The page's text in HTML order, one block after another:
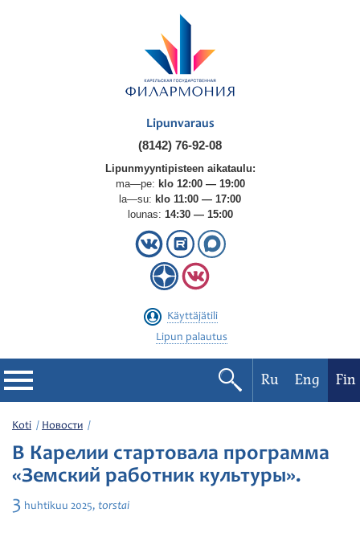
Lipunvaraus
(8142) 76-92-08
Lipunmyyntipisteen aikataulu:
ma—pe: klo 12:00 — 19:00
la—su: klo 11:00 — 17:00
lounas: 14:30 — 15:00
Käyttäjätili
Lipun palautus
Filharmonia
Konserttikalenteri
Festivaalit
Ru Eng Fin
Koti Новости
В Карелии стартовала программа
«Земский работник культуры».
3 huhtikuu 2025, torstai